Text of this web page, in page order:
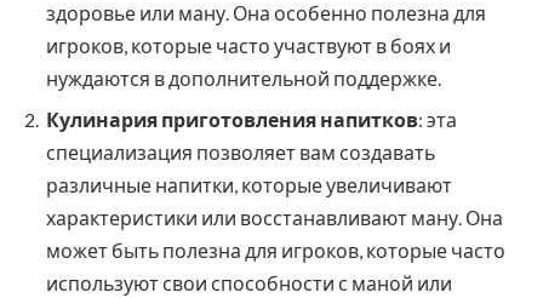
здоровье или ману. Она особенно полезна для
игроков, которые часто участвуют в боях и
нуждаются в дополнительной поддержке.
Кулинария приготовления напитков: эта
специализация позволяет вам создавать
различные напитки, которые увеличивают
характеристики или восстанавливают ману. Она
может быть полезна для игроков, которые часто
используют свои способности с маной или